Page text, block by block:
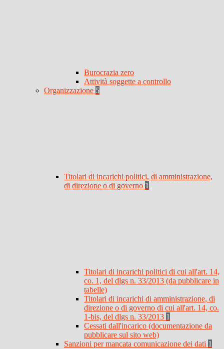
Burocrazia zero
Attività soggette a controllo
Organizzazione 5
Titolari di incarichi politici, di amministrazione,
di direzione o di governo 1
Titolari di incarichi politici di cui all'art. 14,
co. 1, del dlgs n. 33/2013 (da pubblicare in
tabelle)
Titolari di incarichi di amministrazione, di
direzione o di governo di cui all'art. 14, co.
1-bis, del dlgs n. 33/2013 1
Cessati dall'incarico (documentazione da
pubblicare sul sito web)
Sanzioni per mancata comunicazione dei dati 1